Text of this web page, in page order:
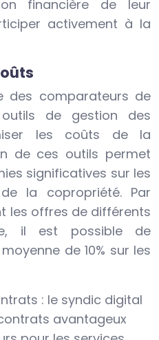
financière de leur
activement à la
des comparateurs de
de gestion des
les coûts de la
de ces outils permet
significatives sur les
la copropriété. Par
les offres de différents
il est possible de
de 10% sur les
: le syndic digital
avantageux